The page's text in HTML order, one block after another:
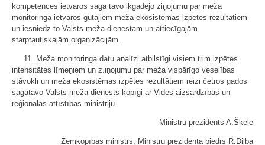
kompetences ietvaros saga tavo ikgadējo ziņojumu par meža
monitoringa ietvaros gūtajiem meža ekosistēmas izpētes rezultātiem
un iesniedz to Valsts meža dienestam un attiecīgajām
starptautiskajām organizācijām.
11. Meža monitoringa datu analīzi atbilstīgi visiem trim izpētes
intensitātes līmeņiem un z.iņojumu par meža vispārīgo veselības
stāvokli un meža ekosistēmas izpētes rezultātiem reizi četros gados
sagatavo Valsts meža dienests kopīgi ar Vides aizsardzības un
reģionālās attīstības ministriju.
Ministru prezidents A.Šķēle
Zemkopības ministrs, Ministru prezidenta biedrs R.Dilba